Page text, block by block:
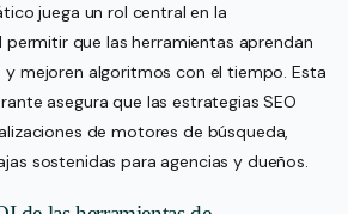
juega un rol central en la
que las herramientas aprendan
mejoren algoritmos con el tiempo. Esta
asegura que las estrategias SEO
de motores de búsqueda,
sostenidas para agencias y dueños.